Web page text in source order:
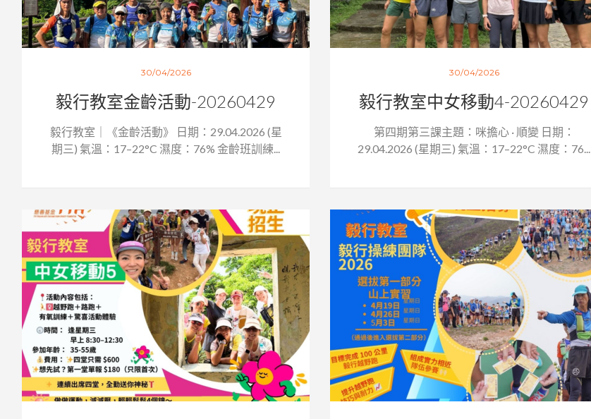
30/04/2026
毅行教室金齡活動-20260429
毅行教室｜《金齡活動》 日期：29.04.2026 (星
期三) 氣溫：17–22°C 濕度：76% 金齡班訓練...
30/04/2026
毅行教室中女移動4-20260429
第四期第三課主題：咪擔心 · 順變 日期：
29.04.2026 (星期三) 氣溫：17–22°C 濕度：76...